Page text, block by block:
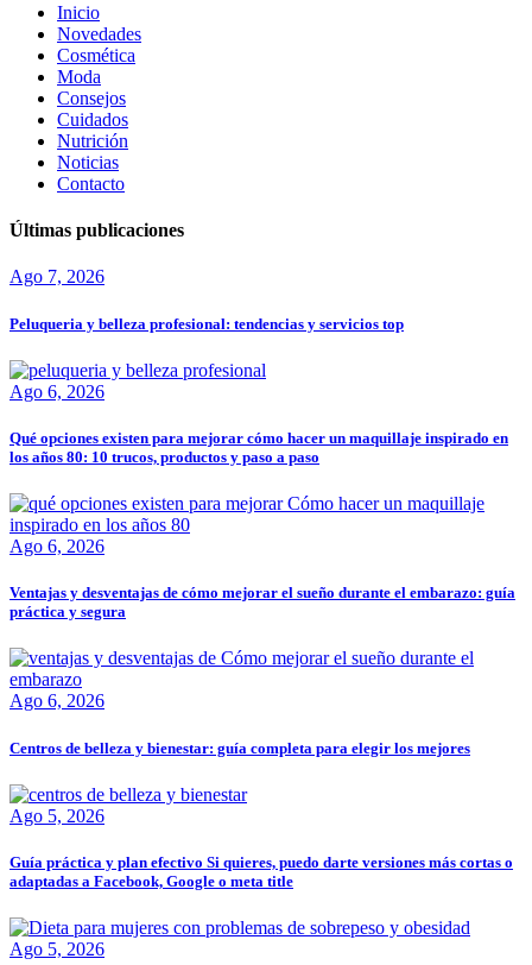
Inicio
Novedades
Cosmética
Moda
Consejos
Cuidados
Nutrición
Noticias
Contacto
Últimas publicaciones
Ago 7, 2026
Peluqueria y belleza profesional: tendencias y servicios top
Ago 6, 2026
Qué opciones existen para mejorar cómo hacer un maquillaje inspirado en
los años 80: 10 trucos, productos y paso a paso
Ago 6, 2026
Ventajas y desventajas de cómo mejorar el sueño durante el embarazo: guía
práctica y segura
Ago 6, 2026
Centros de belleza y bienestar: guía completa para elegir los mejores
Ago 5, 2026
Guía práctica y plan efectivo Si quieres, puedo darte versiones más cortas o
adaptadas a Facebook, Google o meta title
Ago 5, 2026